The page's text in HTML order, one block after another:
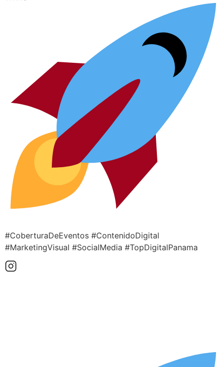
#CoberturaDeEventos #ContenidoDigital
#MarketingVisual #SocialMedia #TopDigitalPanama